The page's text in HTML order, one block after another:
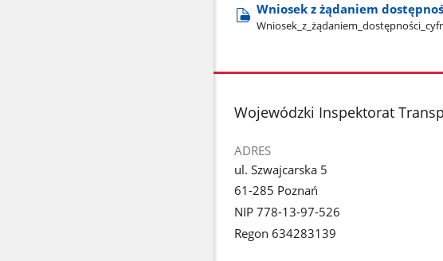
Wniosek z żądaniem
stopka
Wojewódzki Inspektorat
ADRES
ul. Szwajcarska 5
61-285 Poznań
NIP 778-13-97-526
Regon 634283139